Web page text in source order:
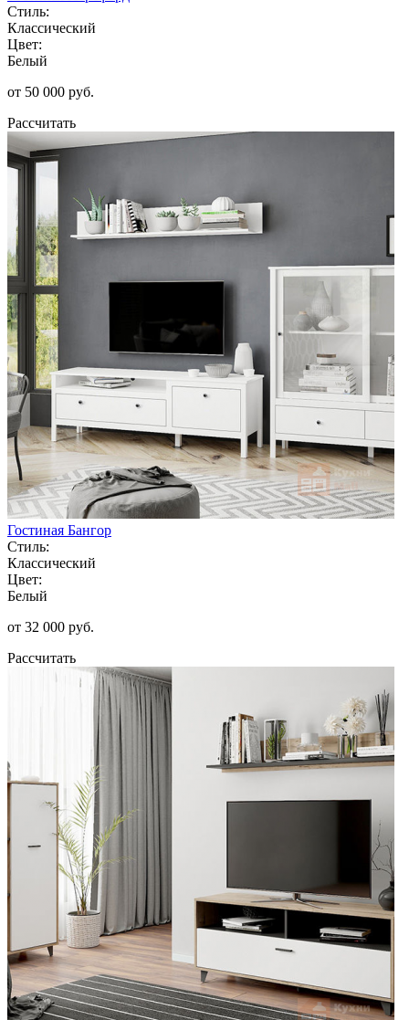
Стиль:
Классический
Цвет:
Белый
от 50 000 руб.
Рассчитать
Гостиная Бангор
Стиль:
Классический
Цвет:
Белый
от 32 000 руб.
Рассчитать